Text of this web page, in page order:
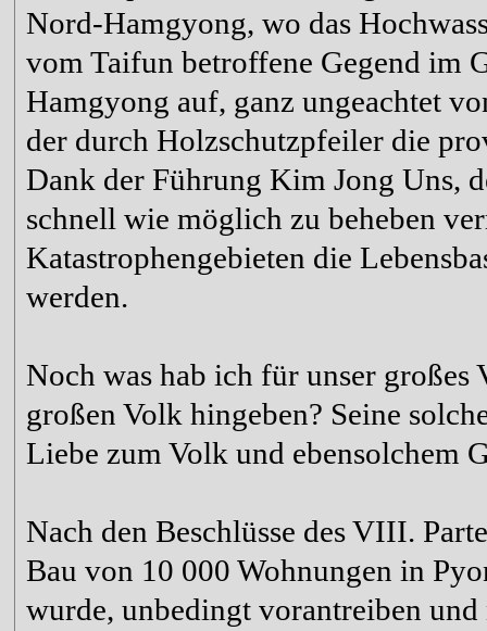
Nord-Hamgyong, wo das
vom Taifun betroffene Gegend im
Hamgyong auf, ganz ungeachtet
der durch Holzschutzpfeiler die
Dank der Führung Kim Jong Uns,
schnell wie möglich zu beheben
Katastrophengebieten die
werden.
Noch was hab ich für unser großes
großen Volk hingeben? Seine
Liebe zum Volk und ebensolchem
Nach den Beschlüsse des VIII.
Bau von 10 000 Wohnungen in
wurde, unbedingt vorantreiben und